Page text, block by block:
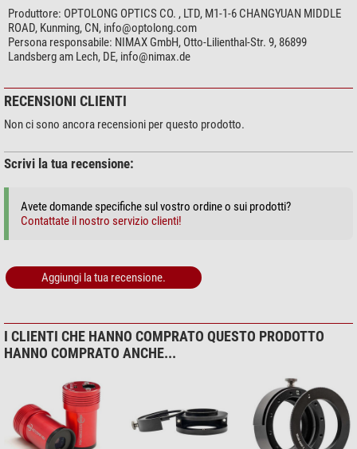
caratteristiche delle linee di emissione degli oggetti celesti e
dell'inquinamento luminoso, l'L-Para è in grado di mantenere un'elevata
trasmittanza nello spettro OIII e H-Alpha.
Campi di utilizzo
Utile per fotografia
si
Anti-inquinamento luminoso
si
Utilizzabile per osservazioni visuali
Nebulose e Galassie
si
Nebulose planetarie
Nebulose ad emissione
si
Galassie ed ammassi stellari
si
H-alpha
Produttore: OPTOLONG OPTICS CO. , LTD, M1-1-6 CHANGYUAN MIDDLE
ROAD, Kunming, CN, info@optolong.com
Persona responsabile: NIMAX GmbH, Otto-Lilienthal-Str. 9, 86899
Landsberg am Lech, DE, info@nimax.de
RECENSIONI CLIENTI
Non ci sono ancora recensioni per questo prodotto.
Scrivi la tua recensione:
Avete domande specifiche sul vostro ordine o sui prodotti?
Contattate il nostro servizio clienti!
Aggiungi la tua recensione.
I CLIENTI CHE HANNO COMPRATO QUESTO PRODOTTO
HANNO COMPRATO ANCHE...